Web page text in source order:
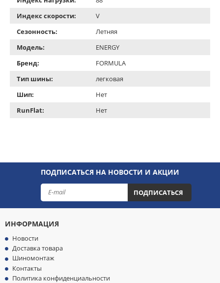
Индекс скорости:
V
Сезонность:
Летняя
Модель:
ENERGY
Бренд:
FORMULA
Тип шины:
легковая
Шип:
Нет
RunFlat:
Нет
ПОДПИСАТЬСЯ НА НОВОСТИ И АКЦИИ
ПОДПИСАТЬСЯ
ИНФОРМАЦИЯ
Новости
Доставка товара
Шиномонтаж
Контакты
Политика конфиденциальности